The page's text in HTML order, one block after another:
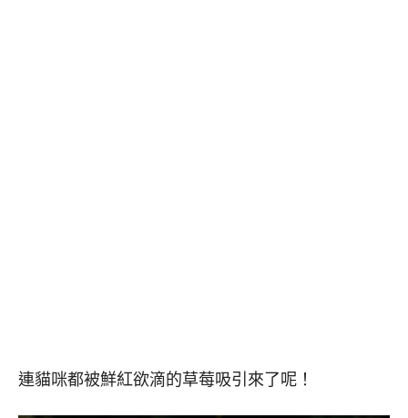
連貓咪都被鮮紅欲滴的草莓吸引來了呢！